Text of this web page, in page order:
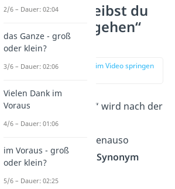
Warum schreibst du
„vonstattengehen“
zusammen?
zur Stelle im Video springen
„Vonstattengehen
“ wird nach der
neuen deutschen
genauso
behandelt wie seinSynonym
2/6 – Dauer: 02:04
das Ganze - groß
oder klein?
3/6 – Dauer: 02:06
Vielen Dank im
Voraus
4/6 – Dauer: 01:06
im Voraus - groß
oder klein?
5/6 – Dauer: 02:25